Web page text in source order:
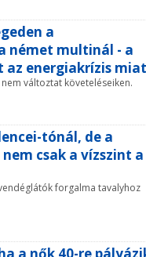
a
német multinál - a
az energiakrízis
változtat követeléseiken.
tónál, de a
csak a vízszint a
forgalma tavalyhoz